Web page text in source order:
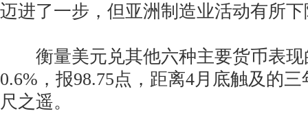
迈进了一步，但亚洲制造业活动有所
衡量美元兑其他六种主要货币表现
0.6%，报98.75点，距离4月底触及的三
尺之遥。